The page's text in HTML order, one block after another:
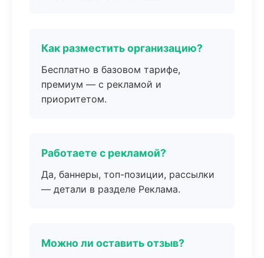
Как разместить организацию?
Бесплатно в базовом тарифе,
премиум — с рекламой и
приоритетом.
Работаете с рекламой?
Да, баннеры, топ-позиции, рассылки
— детали в разделе Реклама.
Можно ли оставить отзыв?